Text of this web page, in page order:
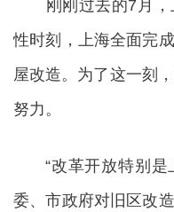
刚刚过去的7月，
性时刻，上海全面完
屋改造。为了这一刻
努力。
“改革开放特别是
委、市政府对旧区改